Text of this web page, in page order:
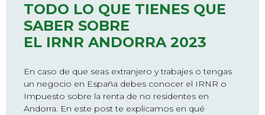
TODO LO QUE TIENES QUE
SABER SOBRE
EL IRNR ANDORRA 2023
En caso de que seas extranjero y trabajes o tengas
un negocio en España debes conocer el IRNR o
Impuesto sobre la renta de no residentes en
Andorra. En este post te explicamos en qué